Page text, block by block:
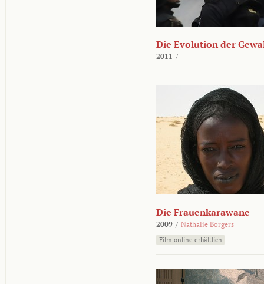
Die Evolution der
2011 /
Die Frauenkarawane
2009 / Nathalie Borgers
Film online erhältlich